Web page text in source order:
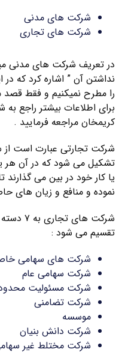
شرکت های مدنی
شرکت های تجاری
در تعریف شرکت های مدنی
نداشتن آن ” اشاره کرد که
را مطرح نمیکنیم و فقط قصد
برای اطلاعات بیشتر راجع
کریمخان مراجعه فرمایید .
شرکت تجارتی عبارت است از
تشکیل می شود که در آن
یا کار خود در بین می گذارند
نموده و منافع و زیان های
شرکت
تقسیم می شود :
شرکت های سهامی
شرکت سهامی عام
شرکت مسئولیت
شرکت تضامنی
موسسه
شرکت دانش بنیان
شرکت مختلط غیر